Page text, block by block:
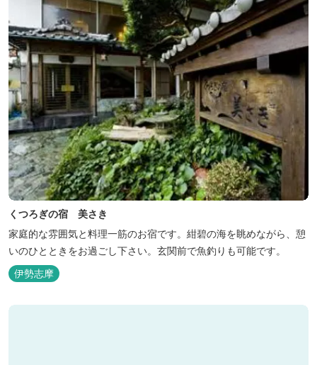
くつろぎの宿 美さき
家庭的な雰囲気と料理一筋のお宿です。紺碧の海を眺めながら、憩
いのひとときをお過ごし下さい。玄関前で魚釣りも可能です。
伊勢志摩